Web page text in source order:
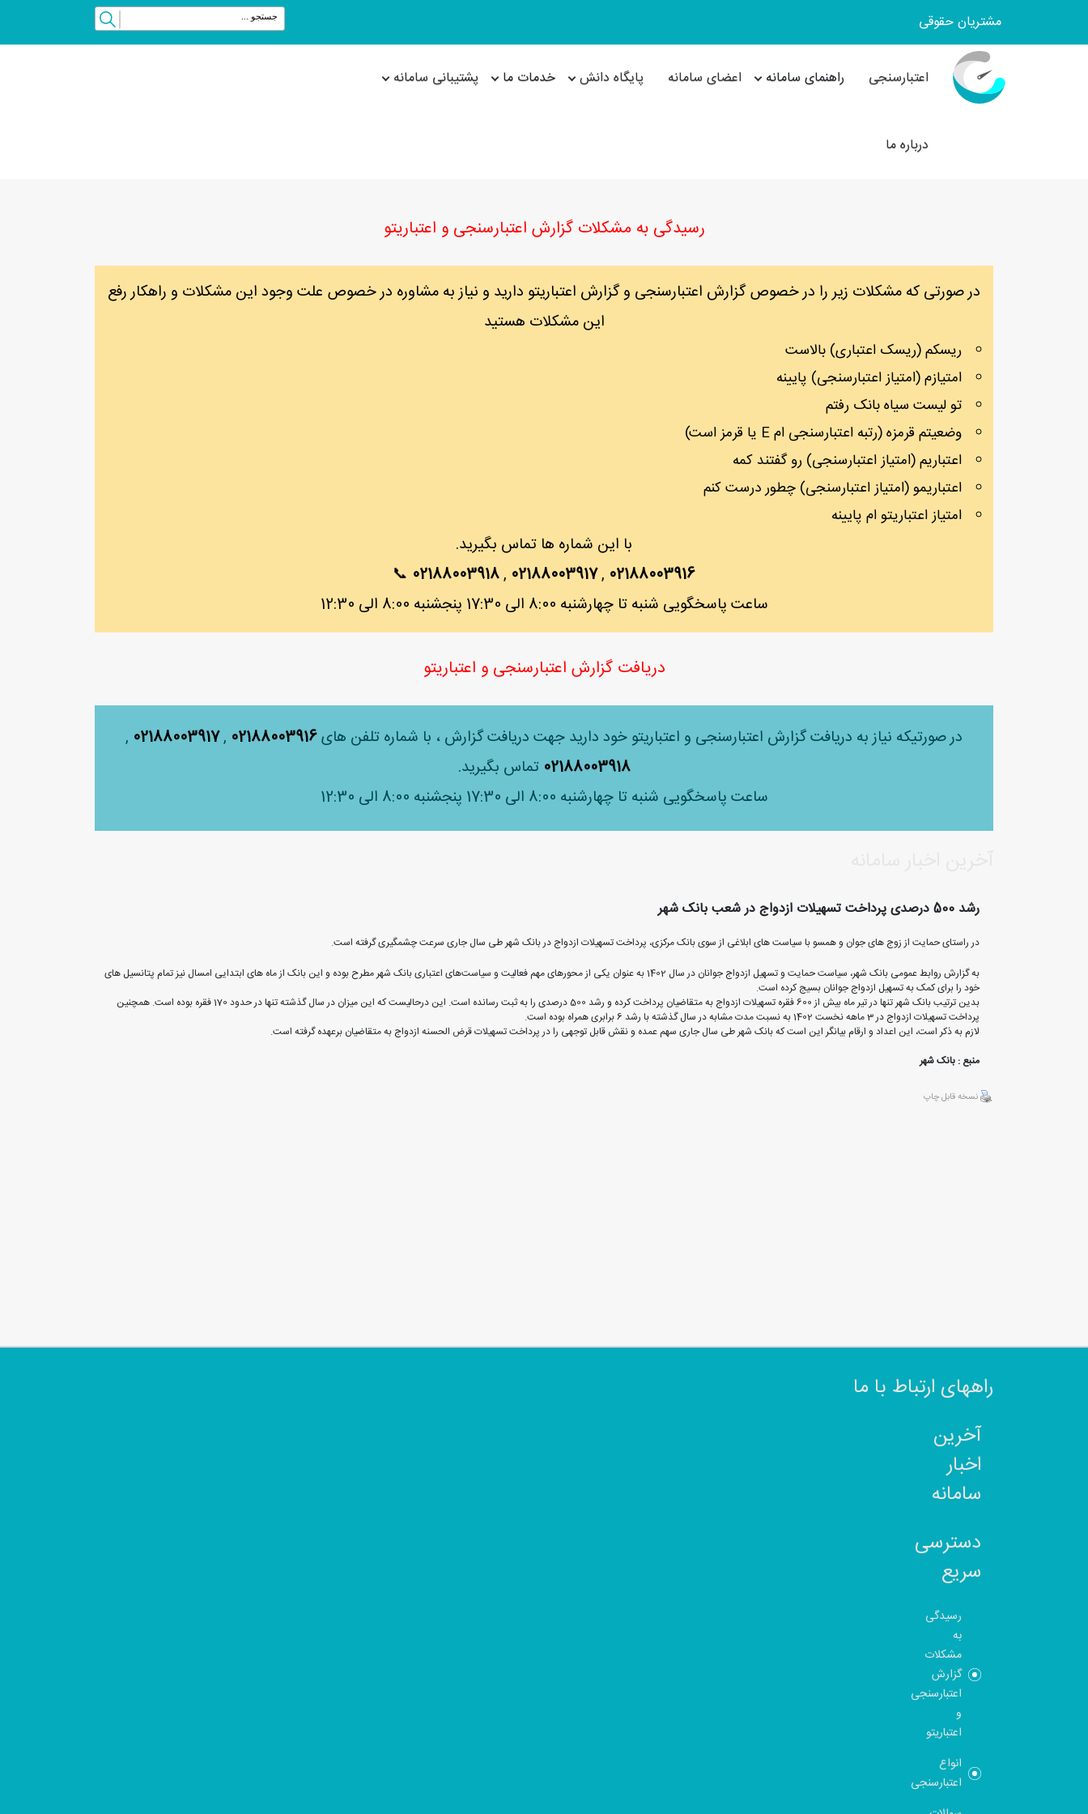
مشتریان حقوقی
اعتبارسنجی راهنمای سامانه اعضای سامانه پایگاه دانش خدمات ما پشتیبانی سامانه
درباره ما
رسیدگی به مشکلات گزارش اعتبارسنجی و اعتباریتو
در صورتی که مشکلات زیر را در خصوص گزارش اعتبارسنجی و گزارش اعتباریتو دارید و نیاز به مشاوره در خصوص علت وجود این مشکلات و راهکار رفع
این مشکلات هستید
ریسکم (ریسک اعتباری) بالاست
امتیازم (امتیاز اعتبارسنجی) پایینه
تو لیست سیاه بانک رفتم
وضعیتم قرمزه (رتبه اعتبارسنجی ام E یا قرمز است)
اعتباریم (امتیاز اعتبارسنجی) رو گفتند کمه
اعتباریمو (امتیاز اعتبارسنجی) چطور درست کنم
امتیاز اعتباریتو ام پایینه
با این شماره ها تماس بگیرید.
02188003916
,
02188003917
,
02188003918
📞
ساعت پاسخگویی شنبه تا چهارشنبه 8:00 الی 17:30 پنجشنبه 8:00 الی 12:30
دریافت گزارش اعتبارسنجی و اعتباریتو
در صورتیکه نیاز به دریافت گزارش اعتبارسنجی و اعتباریتو خود دارید جهت دریافت گزارش ، با شماره تلفن های02188003916
,
02188003917
,
02188003918 تماس بگیرید.
ساعت پاسخگویی شنبه تا چهارشنبه 8:00 الی 17:30 پنجشنبه 8:00 الی 12:30
رشد 500 درصدی پرداخت تسهیلات ازدواج در شعب بانک شهر
در راستای حمایت از زوج های جوان و همسو با سیاست های ابلاغی از سوی بانک مرکزی، پرداخت تسهیلات ازدواج در بانک شهر طی سال جاری سرعت چشمگیری گرفته است.
به گزارش روابط عمومی بانک شهر، سیاست حمایت و تسهیل ازدواج جوانان در سال 1402 به عنوان یکی از محورهای مهم فعالیت و سیاست‌های اعتباری بانک شهر مطرح بوده و این بانک از ماه های ابتدایی امسال نیز تمام پتانسیل های
خود را برای کمک به تسهیل ازدواج جوانان بسیج کرده است.
بدین ترتیب بانک شهر تنها در تیر ماه بیش از 600 فقره تسهیلات ازدواج به متقاضیان پرداخت کرده و رشد 500 درصدی را به ثبت رسانده است. این درحالیست که این میزان در سال گذشته تنها در حدود 170 فقره بوده است. همچنین
پرداخت تسهیلات ازدواج در 3 ماهه نخست 1402 به نسبت مدت مشابه در سال گذشته با رشد 6 برابری همراه بوده است.
لازم به ذکر است، این اعداد و ارقام بیانگر این است که بانک شهر طی سال جاری سهم عمده و نقش قابل توجهی را در پرداخت تسهیلات قرض الحسنه ازدواج به متقاضیان برعهده گرفته است.
منبع : بانک شهر
نسخه قابل چاپ
راههای ارتباط با ما
آخرین
اخبار
سامانه
دسترسی
سریع
رسیدگی
به
مشکلات
گزارش
اعتبارسنجی
و
اعتباریتو
انواع
اعتبارسنجی